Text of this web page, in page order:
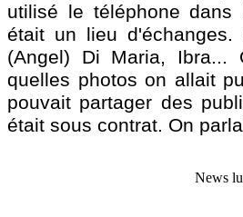
utilisé le téléphone
était un lieu d'échanges.
(Angel) Di Maria,
quelles photos on allait
pouvait partager des
était sous contrat. On
News